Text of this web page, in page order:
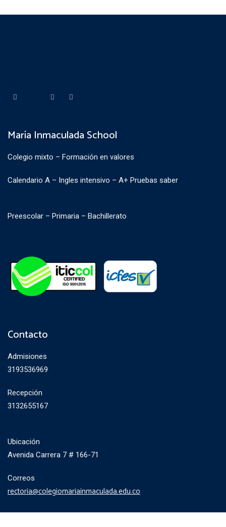
María Inmaculada School
Colegio mixto – Formación en valores
Calendario A – Ingles intensivo – A+ Pruebas saber
Preescolar – Primaria – Bachillerato
Contacto
Admisiones
3193536969
Recepción
3132655167
Ubicación
Avenida Carrera 7 # 166-71
Correos
rectoria@colegiomariainmaculada.edu.co